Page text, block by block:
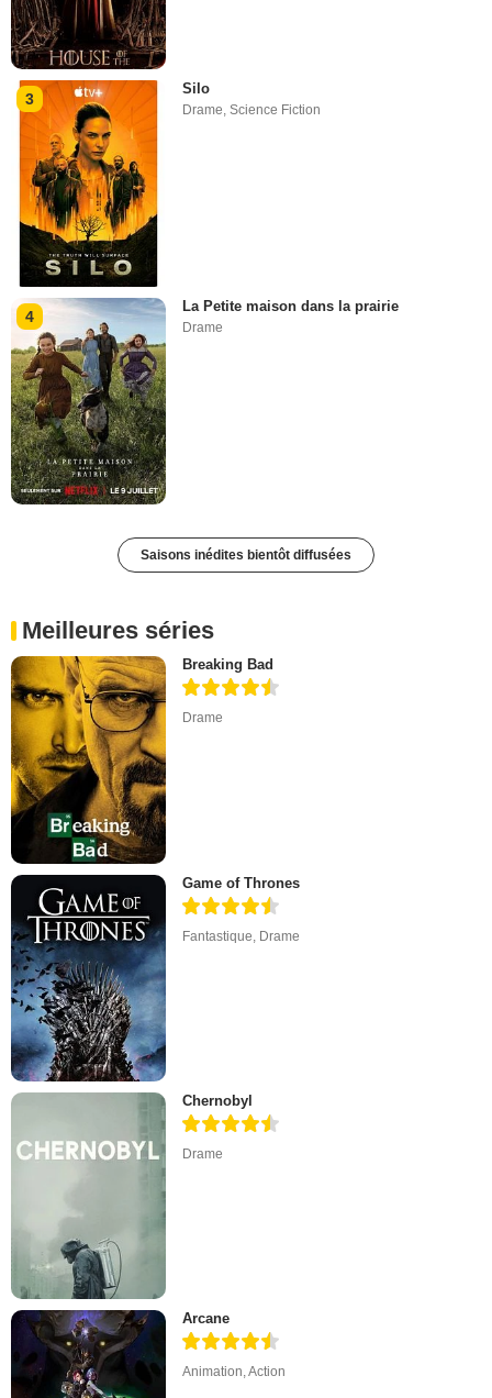
3
Silo
Drame,Science Fiction
4
La Petite maison dans la prairie
Drame
Saisons inédites bientôt diffusées
Meilleures séries
Breaking Bad
Drame
Game of Thrones
Fantastique Drame
Chernobyl
Drame
Arcane
Animation,Action